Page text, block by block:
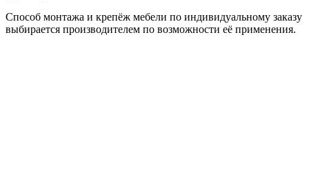
Способ монтажа и крепёж мебели по индивидуальному заказу
выбирается производителем по возможности её применения.